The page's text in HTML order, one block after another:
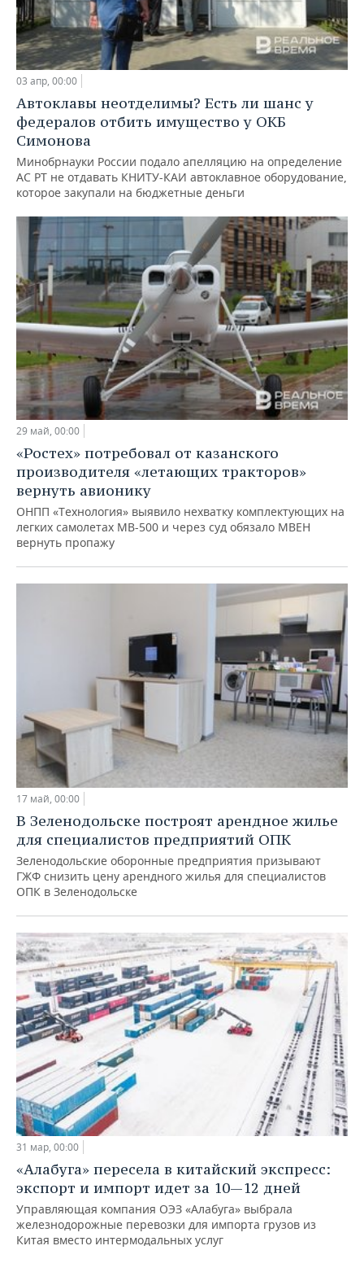
03 апр, 00:00
Автоклавы неотделимы? Есть ли шанс у
федералов отбить имущество у ОКБ
Симонова
Минобрнауки России подало апелляцию на определение
АС РТ не отдавать КНИТУ-КАИ автоклавное оборудование,
которое закупали на бюджетные деньги
29 май, 00:00
«Ростех» потребовал от казанского
производителя «летающих тракторов»
вернуть авионику
ОНПП «Технология» выявило нехватку комплектующих на
легких самолетах МВ-500 и через суд обязало МВЕН
вернуть пропажу
17 май, 00:00
В Зеленодольске построят арендное жилье
для специалистов предприятий ОПК
Зеленодольские оборонные предприятия призывают
ГЖФ снизить цену арендного жилья для специалистов
ОПК в Зеленодольске
31 мар, 00:00
«Алабуга» пересела в китайский экспресс:
экспорт и импорт идет за 10—12 дней
Управляющая компания ОЭЗ «Алабуга» выбрала
железнодорожные перевозки для импорта грузов из
Китая вместо интермодальных услуг